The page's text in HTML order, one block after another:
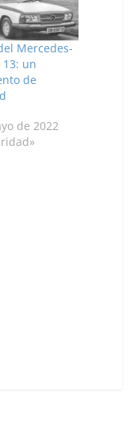
Mercedes-
13: un
de
de 2022